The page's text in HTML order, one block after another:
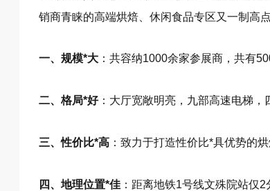
销商青睐的高端烘焙、休闲食品专区又一制高点
一、规模*大 ：共容纳1000余家参展商，共有
二、格局*好：大厅宽敞明亮，九部高速电梯，
三、性价比*高 ：致力于打造性价比*具优势的
四、地理位置*佳 ：距离地铁1号线文殊院站仅2